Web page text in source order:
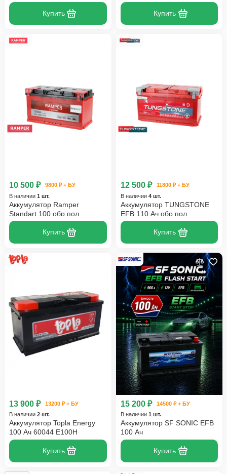
Купить Купить
10 500 ₽
9800 ₽ + БУ
В наличии 1 шт.
Аккумулятор Ramper
Standart 100 обр пол
Купить
12 500 ₽
11800 ₽ + БУ
В наличии 4 шт.
Аккумулятор TUNGSTONE
EFB 110 Ач обр пол
Купить
13 900 ₽
13200 ₽ + БУ
В наличии 2 шт.
Аккумулятор Topla Energy
100 Ач 60044 E100H
Купить
15 200 ₽
14500 ₽ + БУ
В наличии 1 шт.
Аккумулятор SF SONIC EFB
100 Ач
Купить